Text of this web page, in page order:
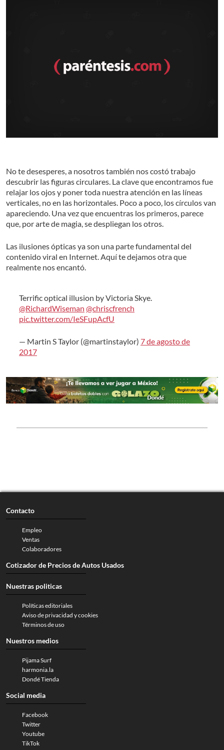
No te desesperes, a nosotros también nos costó trabajo
descubrir las figuras circulares. La clave que encontramos fue
relajar los ojos y poner toda nuestra atención en las líneas
verticales, no en las horizontales. Poco a poco, los círculos van
apareciendo. Una vez que encuentras los primeros, parece
que, por arte de magia, se despliegan los otros.
Las ilusiones ópticas ya son una parte fundamental del
contenido viral en Internet. Aquí te dejamos otra que
realmente nos encantó.
Terrific optical illusion by Victoria Skye.
@RichardWiseman @chriscfrench
pic.twitter.com/IeSFupAcfU
— Martin S Taylor (@martinstaylor) 7 de agosto de
2017
Contacto
Empleo
Ventas
Colaboradores
Cotizador de Precios de Autos Usados
Nuestras politicas
Políticas editoriales
Aviso de privacidad y cookies
Términos de uso
Nuestros medios
Pijama Surf
harmonia.la
Dondé Tienda
Social media
Facebook
Twitter
Youtube
TikTok